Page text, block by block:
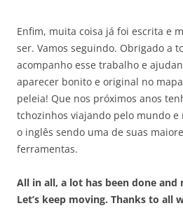
Enfim, muita coisa já foi escrita e
ser. Vamos seguindo. Obrigado a
acompanho esse trabalho e
aparecer bonito e original no
peleia! Que nos próximos anos
tchozinhos viajando pelo mundo
o inglês sendo uma de suas
ferramentas.
All in all, a lot has been done and
Let’s keep moving. Thanks to all